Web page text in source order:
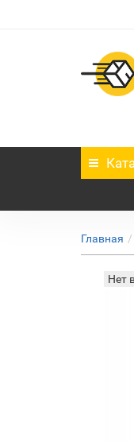
Главная
Нет